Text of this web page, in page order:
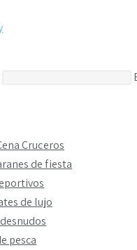
Cruceros
de fiesta
de lujo
pesca